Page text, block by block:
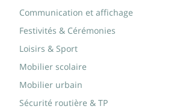
Communication et affichage
Festivités & Cérémonies
Loisirs & Sport
Mobilier scolaire
Mobilier urbain
Sécurité routière & TP